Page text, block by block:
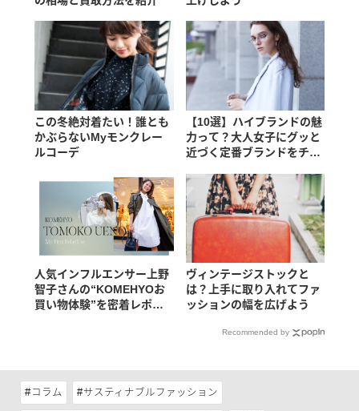
この冬絶対着たい！誰とも
かぶらないMyモンクレー
ルコーデ
【10選】ハイブランドの魅
力って？大人女子にグッと
近づく定番ブランドをチェ
人気インフルエンサー上野
智子さんの“KOMEHYOお
買い物体験”を密着レポー
ヴィンテージストックと
は？上手に取り入れてファ
ッションの幅を広げよう
Recommended by
コラム サスティナブルファッション